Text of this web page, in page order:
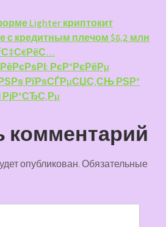
Lighter криптокит
с кредитным плечом $8,2 млн
РєР°РєРёРµ
РїРѕСЃРµСЏС‚СЊ РЅР°
комментарий
опубликован.Обязательные